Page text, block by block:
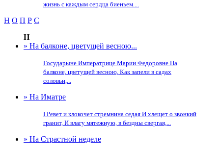
жизнь с каждым сердца биеньем....
Н О П Р С
Н
» На балконе, цветущей весною...
Государыне Императрице Марии Федоровне На
балконе, цветущей весною, Как запели в садах
соловьи,...
» На Иматре
I Ревет и клокочет стремнина седая И хлещет о звонкий
гранит, И влагу мятежную, в бездны свергая,...
» На Страстной неделе